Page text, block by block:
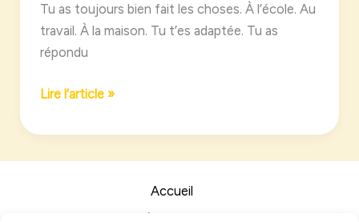
Tu as toujours bien fait les choses. À l’école. Au
travail. À la maison. Tu t’es adaptée. Tu as
répondu
Le
de
la
Lire l’article »
Accueil